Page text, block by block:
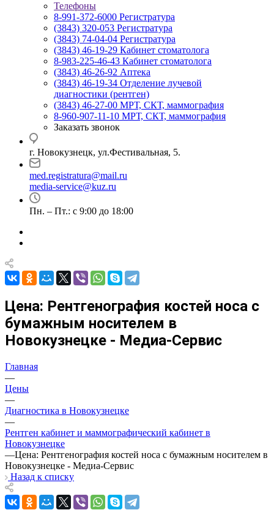
Телефоны
8-991-372-6000 Регистратура
(3843) 320-053 Регистратура
(3843) 74-04-04 Регистратура
(3843) 46-19-29 Кабинет стоматолога
8-983-225-46-43 Кабинет стоматолога
(3843) 46-26-92 Аптека
(3843) 46-19-34 Отделение лучевой
диагностики (рентген)
(3843) 46-27-00 МРТ, СКТ, маммография
8-960-907-11-10 МРТ, СКТ, маммография
Заказать звонок
г. Новокузнецк, ул.Фестивальная, 5.
med.registratura@mail.ru
media-service@kuz.ru
Пн. – Пт.: с 9:00 до 18:00
Цена: Рентгенография костей носа с
бумажным носителем в
Новокузнецке - Медиа-Сервис
Главная
—
Цены
—
Диагностика в Новокузнецке
—
Рентген кабинет и маммографический кабинет в
Новокузнецке
—Цена: Рентгенография костей носа с бумажным носителем в
Новокузнецке - Медиа-Сервис
Назад к списку